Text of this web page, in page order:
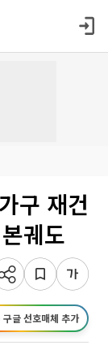
구 재건
궤도
구글 선호매체 추가